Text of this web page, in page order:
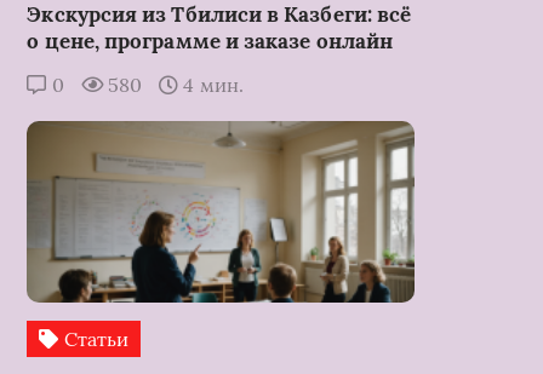
Экскурсия из Тбилиси в Казбеги: всё
о цене, программе и заказе онлайн
0 580 4 мин.
Статьи